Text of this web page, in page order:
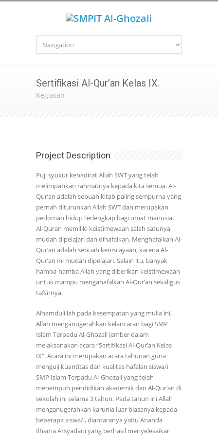
Sertifikasi Al-Qur’an Kelas IX.
Kegiatan
Project Description
Puji syukur kehadirat Allah SWT yang telah
melimpahkan rahmatnya kepada kita semua. Al-
Qur’an adalah sebuah kitab paling sempurna yang
pernah diturunkan Allah SWT dan merupakan
pedoman hidup terlengkap bagi umat manusia.
Al-Quran memiliki keistimewaan salah satunya
mudah dipelajari dan dihafalkan. Menghafalkan Al-
Qur’an adalah sebuah keniscayaan, karena Al-
Qur’an ini mudah dipelajari. Selain itu, banyak
hamba-hamba Allah yang diberikan keistimewaan
untuk mampu mengahafalkan Al-Qur’an sekaligus
tafsirnya.
Alhamdulillah pada kesempatan yang mulia ini,
Allah menganugerahkan kelancaran bagi SMP
Islam Terpadu Al-Ghozali jember dalam
melaksanakan acara “Sertifikasi Al-Qur’an Kelas
IX”. Acara ini merupakan acara tahunan guna
menguji kuantitas dan kualitas hafalan siswa/i
SMP Islam Terpadu Al-Ghozali yang telah
menempuh pendidikan akademik dan Al-Qur’an di
sekolah ini selama 3 tahun. Pada tahun ini Allah
menganugerahkan karunia luar biasanya kepada
beberapa siswa/i, diantaranya yaitu Ananda
Ilhama Arsyadani yang berhasil menyelesaikan